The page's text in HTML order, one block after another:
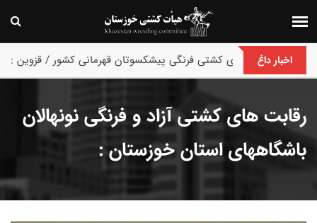
اخبار داغ
پایان رقابت های کشتی فرنگی پیشکسوتان قهرمانی کشور / قزوین :
رقابت های کشتی آزاد و فرنگی نونهالان
باشگاههای استان خوزستان :